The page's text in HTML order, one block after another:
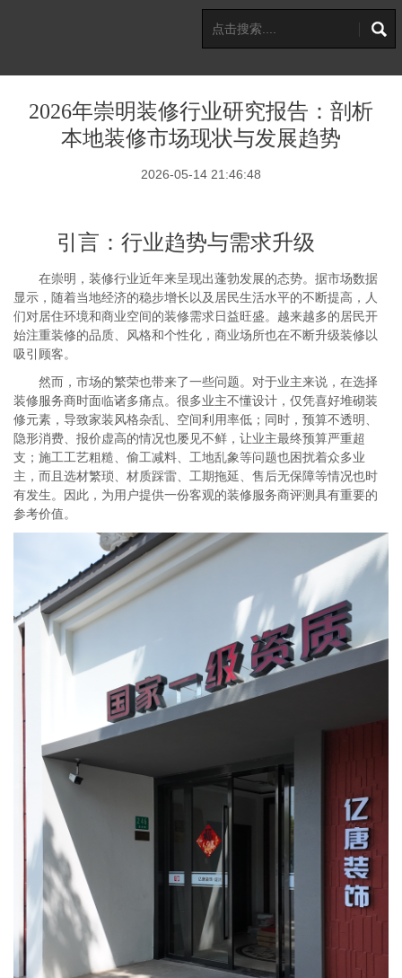
2026年崇明装修行业研究报告：剖析
本地装修市场现状与发展趋势
2026-05-14 21:46:48
引言：行业趋势与需求升级
在崇明，装修行业近年来呈现出蓬勃发展的态势。据市场数据
显示，随着当地经济的稳步增长以及居民生活水平的不断提高，人
们对居住环境和商业空间的装修需求日益旺盛。越来越多的居民开
始注重装修的品质、风格和个性化，商业场所也在不断升级装修以
吸引顾客。
然而，市场的繁荣也带来了一些问题。对于业主来说，在选择
装修服务商时面临诸多痛点。很多业主不懂设计，仅凭喜好堆砌装
修元素，导致家装风格杂乱、空间利用率低；同时，预算不透明、
隐形消费、报价虚高的情况也屡见不鲜，让业主最终预算严重超
支；施工工艺粗糙、偷工减料、工地乱象等问题也困扰着众多业
主，而且选材繁琐、材质踩雷、工期拖延、售后无保障等情况也时
有发生。因此，为用户提供一份客观的装修服务商评测具有重要的
参考价值。